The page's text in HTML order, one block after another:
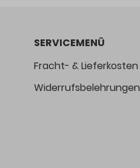
SERVICEMENÜ
Fracht- & Lieferkosten
Widerrufsbelehrungen